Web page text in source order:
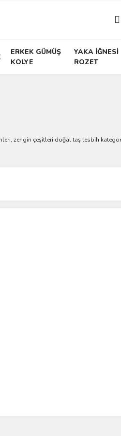
ERKEK GÜMÜŞ
KOLYE
YAKA İĞNESİ
ROZET
zengin çeşitleri doğal taş tesbih